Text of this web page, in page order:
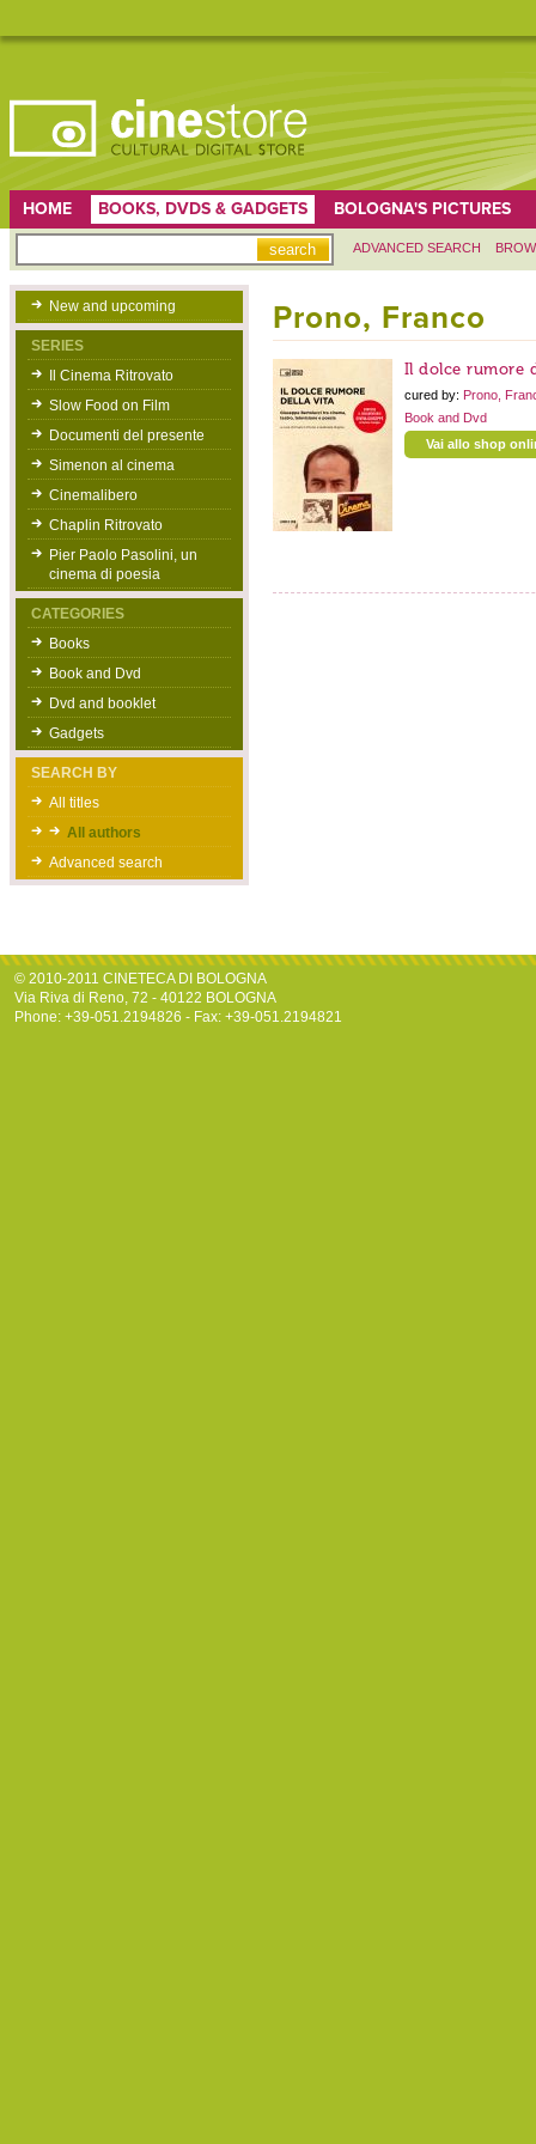
HOME BOOKS, DVDS & GADGETS BOLOGNA'S PICTURES
ADVANCED SEARCH
New and upcoming
SERIES
Il Cinema Ritrovato
Slow Food on Film
Documenti del presente
Simenon al cinema
Cinemalibero
Chaplin Ritrovato
Pier Paolo Pasolini, un
cinema di poesia
CATEGORIES
Books
Book and Dvd
Dvd and booklet
Gadgets
SEARCH BY
All titles
All authors
Advanced search
Prono, Franco
Il dolce rumore
cured by: Prono,
Book and Dvd
Vai allo shop
© 2010-2011 CINETECA DI BOLOGNA
Via Riva di Reno, 72 - 40122 BOLOGNA
Phone: +39-051.2194826 - Fax: +39-051.2194821